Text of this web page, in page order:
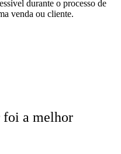
durante o processo de
venda ou cliente.
foi a melhor